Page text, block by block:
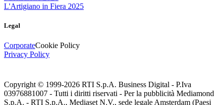
L'Artigiano in Fiera 2025
Legal
CorporateCookie Policy
Privacy Policy
Copyright © 1999-2026 RTI S.p.A. Business Digital - P.Iva
03976881007 - Tutti i diritti riservati - Per la pubblicità Mediamond
S.p.A. - RTI S.p.A., Mediaset N.V., sede legale Amsterdam (Paesi